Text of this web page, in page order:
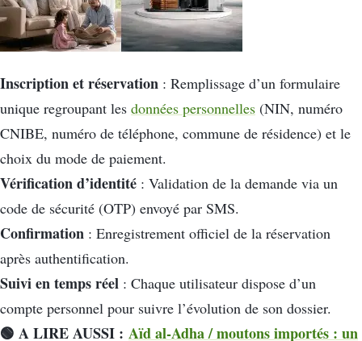
Inscription et réservation : Remplissage d’un formulaire
unique regroupant les données personnelles (NIN, numéro
CNIBE, numéro de téléphone, commune de résidence) et le
choix du mode de paiement.
Vérification d’identité : Validation de la demande via un
code de sécurité (OTP) envoyé par SMS.
Confirmation : Enregistrement officiel de la réservation
après authentification.
Suivi en temps réel : Chaque utilisateur dispose d’un
compte personnel pour suivre l’évolution de son dossier.
🟢 A LIRE AUSSI : Aïd al-Adha / moutons importés : un